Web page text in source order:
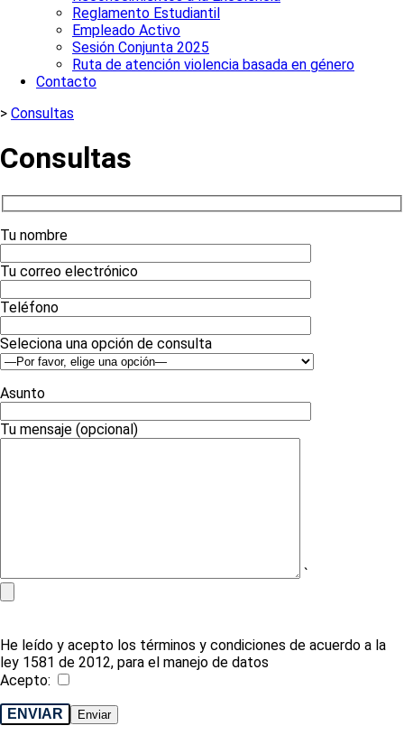
Reglamento Estudiantil
Empleado Activo
Sesión Conjunta 2025
Ruta de atención violencia basada en género
Contacto
> Consultas
Consultas
Tu nombre
Tu correo electrónico
Teléfono
Seleciona una opción de consulta
Asunto
Tu mensaje (opcional)
`
He leído y acepto los términos y condiciones de acuerdo a la
ley 1581 de 2012, para el manejo de datos
Acepto:
ENVIAR